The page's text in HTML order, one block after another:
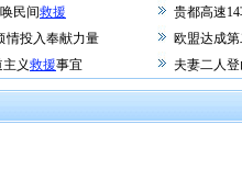
民间救援
贵都高速
情投入奉献力量
欧盟达成
义救援事宜 夫妻二人